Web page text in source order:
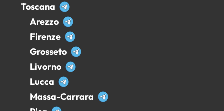
Toscana
Arezzo
Firenze
Grosseto
Livorno
Lucca
Massa-Carrara